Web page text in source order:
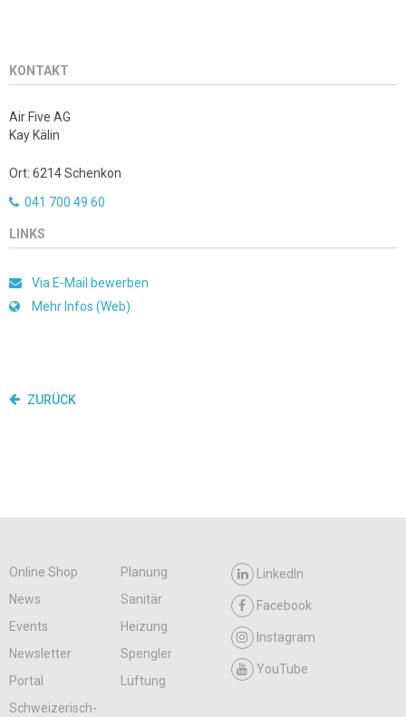
KONTAKT
Air Five AG
Kay Kälin
Ort: 6214 Schenkon
041 700 49 60
LINKS
Via E-Mail bewerben
Mehr Infos (Web)
ZURÜCK
Online Shop
Planung
News
Sanitär
Events
Heizung
Newsletter
Spengler
Portal
Lüftung
LinkedIn
Facebook
Instagram
YouTube
Schweizerisch-